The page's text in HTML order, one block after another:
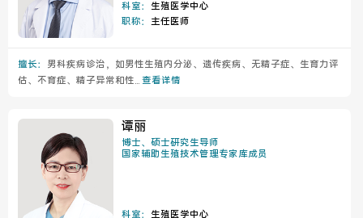
科室： 生殖医学中心
职称：主任医师
擅长： 男科疾病诊治，如男性生殖内分泌、遗传疾病、无精子症、生育力评
估、不育症、精子异常和性... 查看详情
谭丽
博士、硕士研究生导师
国家辅助生殖技术管理专家库成员
科室： 生殖医学中心